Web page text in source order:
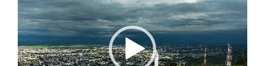
de
vídeo